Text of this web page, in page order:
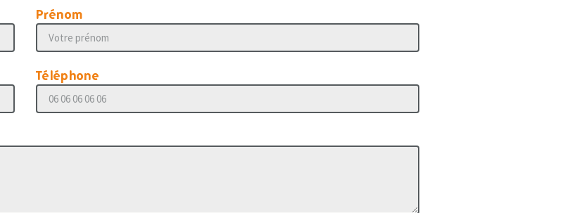
Prénom
Téléphone